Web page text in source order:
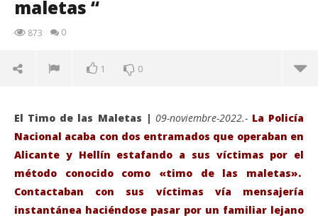
maletas “
873 0
1 0
El Timo de las Maletas | 09-noviembre-2022.- La Policía
Nacional acaba con dos entramados que operaban en
Alicante y Hellín estafando a sus víctimas por el
método conocido como «timo de las maletas».
Contactaban con sus víctimas vía mensajería
instantánea haciéndose pasar por un familiar lejano